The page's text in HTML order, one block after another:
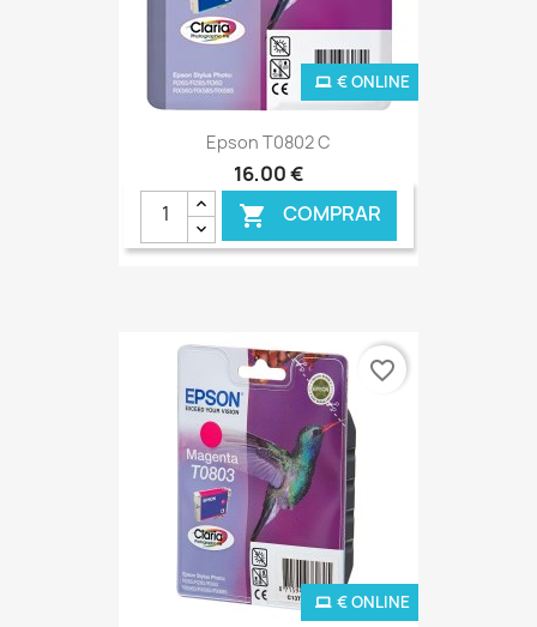
Epson T0802 C
16,00 €
 COMPRAR
€ ONLINE
€ ONLINE
favorite_border